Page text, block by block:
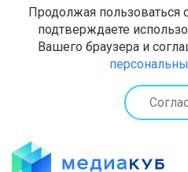
Продолжая пользоваться
подтверждаете
Вашего браузера и